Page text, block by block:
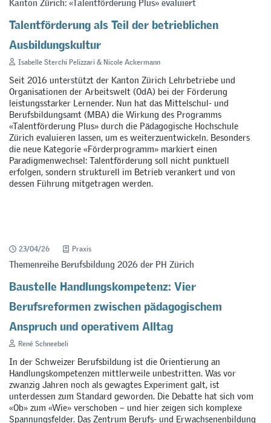
Kanton Zürich: «Talentförderung Plus» evaluiert
Talentförderung als Teil der betrieblichen
Ausbildungskultur
Isabelle Sterchi Pelizzari & Nicole Ackermann
Seit 2016 unterstützt der Kanton Zürich Lehrbetriebe und
Organisationen der Arbeitswelt (OdA) bei der Förderung
leistungsstarker Lernender. Nun hat das Mittelschul- und
Berufsbildungsamt (MBA) die Wirkung des Programms
«Talentförderung Plus» durch die Pädagogische Hochschule
Zürich evaluieren lassen, um es weiterzuentwickeln. Besonders
die neue Kategorie «Förderprogramm» markiert einen
Paradigmenwechsel: Talentförderung soll nicht punktuell
erfolgen, sondern strukturell im Betrieb verankert und von
dessen Führung mitgetragen werden.
23/04/26 Praxis
Themenreihe Berufsbildung 2026 der PH Zürich
Baustelle Handlungskompetenz: Vier
Berufsreformen zwischen pädagogischem
Anspruch und operativem Alltag
René Schneebeli
In der Schweizer Berufsbildung ist die Orientierung an
Handlungskompetenzen mittlerweile unbestritten. Was vor
zwanzig Jahren noch als gewagtes Experiment galt, ist
unterdessen zum Standard geworden. Die Debatte hat sich vom
«Ob» zum «Wie» verschoben – und hier zeigen sich komplexe
Spannungsfelder. Das Zentrum Berufs- und Erwachsenenbildung